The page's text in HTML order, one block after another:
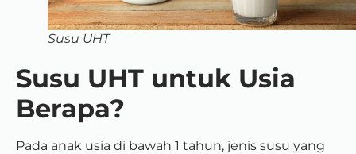
Susu UHT
Susu UHT untuk Usia
Berapa?
Pada anak usia di bawah 1 tahun, jenis susu yang